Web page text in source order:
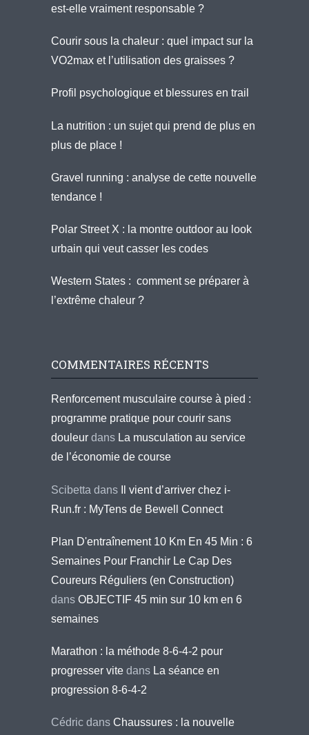
est-elle vraiment responsable ?
Courir sous la chaleur : quel impact sur la
VO2max et l’utilisation des graisses ?
Profil psychologique et blessures en trail
La nutrition : un sujet qui prend de plus en
plus de place !
Gravel running : analyse de cette nouvelle
tendance !
Polar Street X : la montre outdoor au look
urbain qui veut casser les codes
Western States : comment se préparer à
l’extrême chaleur ?
COMMENTAIRES RÉCENTS
Renforcement musculaire course à pied :
programme pratique pour courir sans
douleur dans La musculation au service
de l’économie de course
Scibetta dans
Il vient d’arriver chez i-
Run.fr : MyTens de Bewell Connect
Plan D'entraînement 10 Km En 45 Min : 6
Semaines Pour Franchir Le Cap Des
Coureurs Réguliers (en Construction)
dans OBJECTIF 45 min sur 10 km en 6
semaines
Marathon : la méthode 8-6-4-2 pour
progresser vite dans La séance en
progression 8-6-4-2
Cédric dans Chaussures : la nouvelle